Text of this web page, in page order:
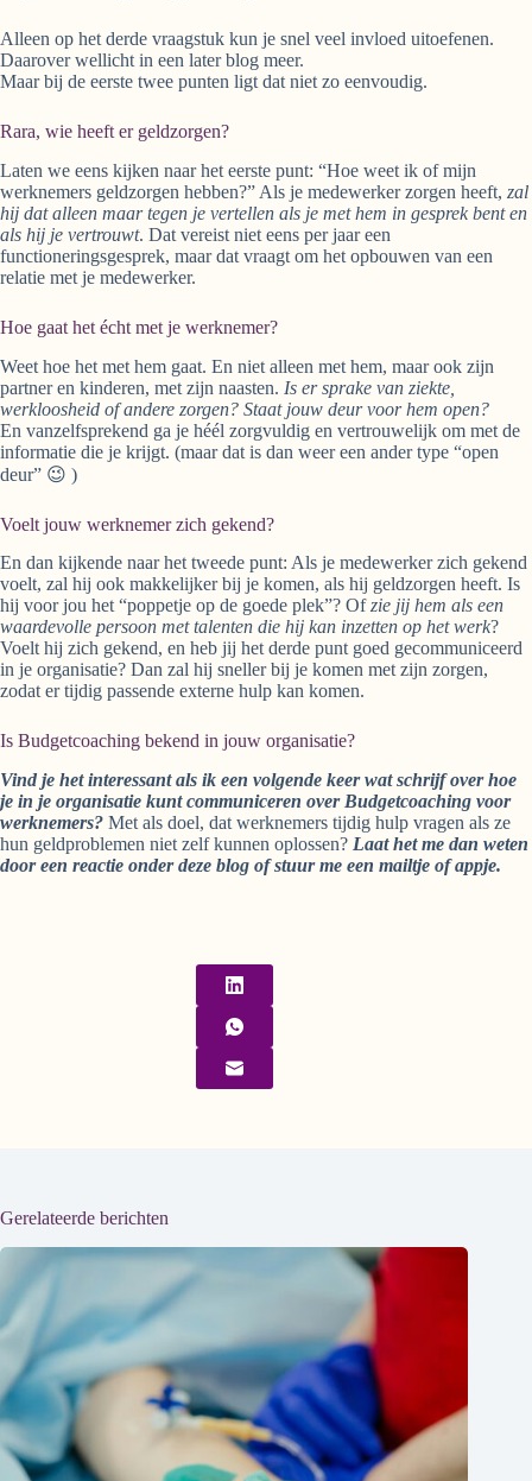
Alleen op het derde vraagstuk kun je snel veel invloed uitoefenen.
Daarover wellicht in een later blog meer.
Maar bij de eerste twee punten ligt dat niet zo eenvoudig.
Rara, wie heeft er geldzorgen?
Laten we eens kijken naar het eerste punt: “Hoe weet ik of mijn
werknemers geldzorgen hebben?” Als je medewerker zorgen heeft, zal
hij dat alleen maar tegen je vertellen als je met hem in gesprek bent en
als hij je vertrouwt. Dat vereist niet eens per jaar een
functioneringsgesprek, maar dat vraagt om het opbouwen van een
relatie met je medewerker.
Hoe gaat het écht met je werknemer?
Weet hoe het met hem gaat. En niet alleen met hem, maar ook zijn
partner en kinderen, met zijn naasten. Is er sprake van ziekte,
werkloosheid of andere zorgen? Staat jouw deur voor hem open?
En vanzelfsprekend ga je héél zorgvuldig en vertrouwelijk om met de
informatie die je krijgt. (maar dat is dan weer een ander type “open
deur” 😉 )
Voelt jouw werknemer zich gekend?
En dan kijkende naar het tweede punt: Als je medewerker zich gekend
voelt, zal hij ook makkelijker bij je komen, als hij geldzorgen heeft. Is
hij voor jou het “poppetje op de goede plek”? Ofzie jij hem als een
waardevolle persoon met talenten die hij kan inzetten op het werk?
Voelt hij zich gekend, en heb jij het derde punt goed gecommuniceerd
in je organisatie? Dan zal hij sneller bij je komen met zijn zorgen,
zodat er tijdig passende externe hulp kan komen.
Is Budgetcoaching bekend in jouw organisatie?
Vind je het interessant als ik een volgende keer wat schrijf over hoe
je in je organisatie kunt communiceren over Budgetcoaching voor
werknemers? Met als doel, dat werknemers tijdig hulp vragen als ze
hun geldproblemen niet zelf kunnen oplossen? Laat het me dan weten
door een reactie onder deze blog of stuur me een mailtje of appje.
Gerelateerde berichten